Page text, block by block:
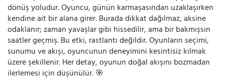
dönüş yoludur. Oyuncu, günün karmaşasından uzaklaşırken
kendine ait bir alana girer. Burada dikkat dağılmaz, aksine
odaklanır; zaman yavaşlar gibi hissedilir, ama bir bakmışsın
saatler geçmiş. Bu etki, rastlantı değildir. Oyunların seçimi,
sunumu ve akışı, oyuncunun deneyimini kesintisiz kılmak
üzere şekillenir. Her detay, oyunun doğal akışını bozmadan
ilerlemesi için düşünülür. 🎯